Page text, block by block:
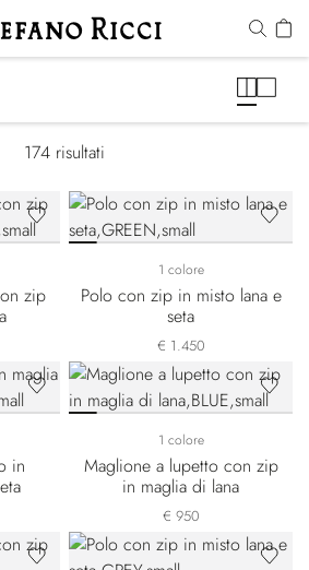
174 risultati
zip
1 colore
Polo con zip in misto lana e
seta
€ 1.450
in
1 colore
Maglione a lupetto con zip
in maglia di lana
€ 950